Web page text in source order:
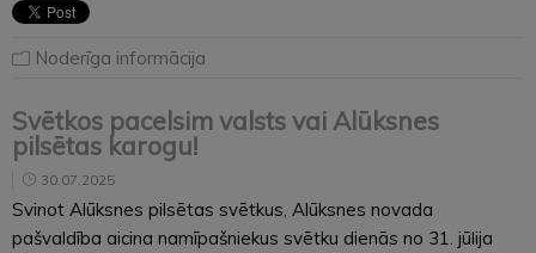
Noderīga informācija
Svētkos pacelsim valsts vai Alūksnes
pilsētas karogu!
30.07.2025
Svinot Alūksnes pilsētas svētkus, Alūksnes novada
pašvaldība aicina namīpašniekus svētku dienās no 31. jūlija